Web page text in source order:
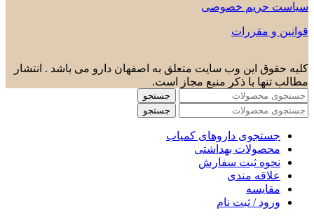
سیاست حریم خصوصی
قوانین و مقررات
کلیه حقوق این وب سایت متعلق به اصفهان دارو می باشد . انتشار
مطالب تنها با ذکر منبع مجاز است.
جستجو
جستجو
جستجوی داروهای کمیاب
محصولات بهداشتی
نحوه ثبت سفارش
علاقه مندی
مقایسه
ورود / ثبت نام